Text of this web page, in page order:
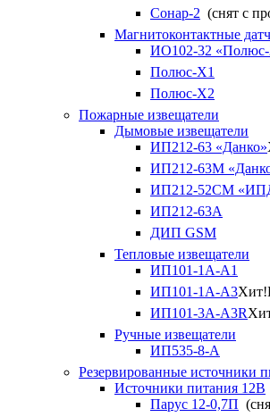
Сонар-2 (снят с
Магнитоконтактные
ИО102-32 «Полюс-
Полюс-X1
Полюс-X2
Пожарные извещатели
Дымовые извещатели
ИП212-63 «Данко»
ИП212-63М
ИП212-52СМ
ИП212-63А
ДИП GSM
Тепловые извещатели
ИП101-1А-А1
ИП101-1А-А3Хит!
ИП101-3А-А3R
Ручные извещатели
ИП535-8-А
Резервированные источники
Источники питания 12В
Парус 12-0,7П